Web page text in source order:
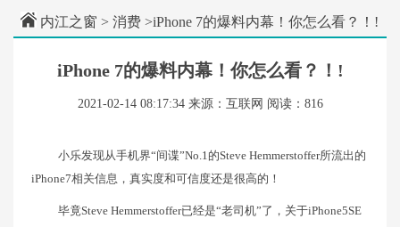
内江之窗 > 消费 >iPhone 7的爆料内幕！你怎么看？！!
iPhone 7的爆料内幕！你怎么看？！!
2021-02-14 08:17:34 来源：互联网 阅读：816
小乐发现从手机界“间谍”No.1的Steve Hemmerstoffer所流出的
iPhone7相关信息，真实度和可信度还是很高的！
毕竟Steve Hemmerstoffer已经是“老司机”了，关于iPhone5SE